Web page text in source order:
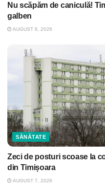
Nu scăpăm de caniculă!
galben
AUGUST 8, 2026
SĂNĂTATE
Zeci de posturi scoase la
din Timișoara
AUGUST 7, 2026